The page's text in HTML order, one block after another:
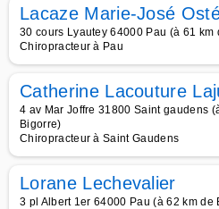
Lacaze Marie-José
30 cours Lyautey 64000 Pau (à 61
Chiropracteur à Pau
Catherine Lacouture
4 av Mar Joffre 31800 Saint gaudens
Bigorre)
Chiropracteur à Saint Gaudens
Lorane Lechevalier
3 pl Albert 1er 64000 Pau (à 62 km de